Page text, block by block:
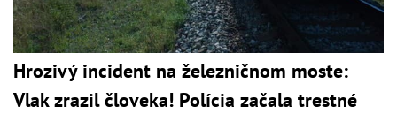
Hrozivý incident na železničnom moste:
Vlak zrazil človeka! Polícia začala trestné